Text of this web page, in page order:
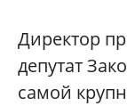
Директор
депутат
самой